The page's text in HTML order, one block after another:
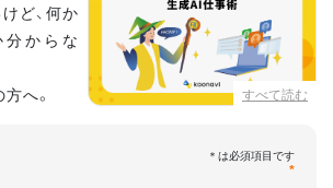
すべて読む
ど、何か
からな
へ。
当者300名の実態調査をもとに現場ですぐ
を紹介しています。
*